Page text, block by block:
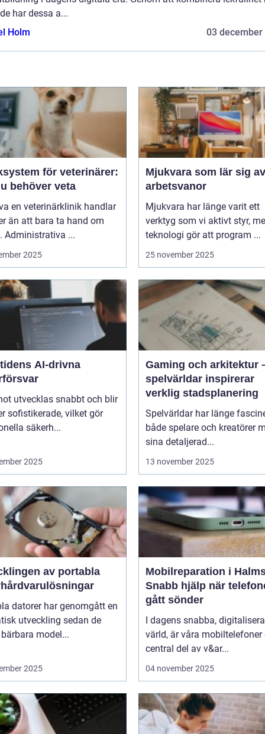
har dessa a...
Holm
03 december
för veterinärer:
behöver veta
en veterinärklinik handlar
än att bara ta hand om
Administrativa ...
2025
Mjukvara som lär sig
arbetsvanor
Mjukvara har länge varit ett
verktyg som vi aktivt styr,
teknologi gör att program ...
25 november 2025
AI-drivna
utvecklas snabbt och blir
sofistikerade, vilket gör
säkerh...
2025
Gaming och arkitektur
spelvärldar inspirerar
verklig stadsplanering
Spelvärldar har länge
både spelare och kreatörer
sina detaljerad...
13 november 2025
av portabla
datorer har genomgått en
utveckling sedan de
model...
2025
Mobilreparation i
Snabb hjälp när
gått sönder
I dagens snabba,
värld, är våra mobiltelefoner
central del av v&ar...
04 november 2025